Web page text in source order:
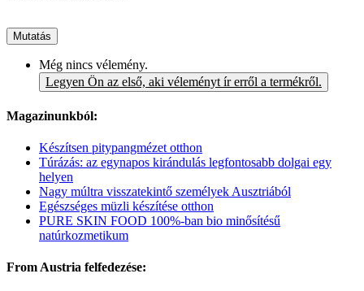
Mutatás
Még nincs vélemény.
Legyen Ön az első, aki véleményt ír erről a termékről.
Magazinunkból:
Készítsen pitypangmézet otthon
Túrázás: az egynapos kirándulás legfontosabb dolgai egy
helyen
Nagy múltra visszatekintő személyek Ausztriából
Egészséges müzli készítése otthon
PURE SKIN FOOD 100%-ban bio minősítésű
natúrkozmetikum
From Austria felfedezése: